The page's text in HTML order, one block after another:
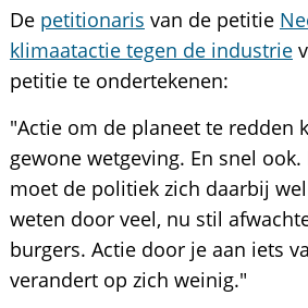
De petitionaris van de petitie
klimaatactie tegen de industrie
petitie te ondertekenen:
"Actie om de planeet te redden
gewone wetgeving. En snel
moet de politiek zich daarbij
weten door veel, nu stil
burgers. Actie door je aan iets
verandert op zich weinig."